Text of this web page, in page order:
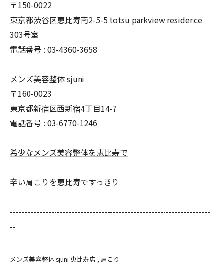
〒150-0022
東京都渋谷区恵比寿南2-5-5 totsu parkview residence
303号室
電話番号 : 03-4360-3658
メンズ美容整体 sjuni
〒160-0023
東京都新宿区西新宿4丁目14-7
電話番号 : 03-6770-1246
希少なメンズ美容整体を恵比寿で
辛い肩こりを恵比寿ですっきり
--------------------------------------------------------------------
--
メンズ美容整体 sjuni 恵比寿店 肩こり